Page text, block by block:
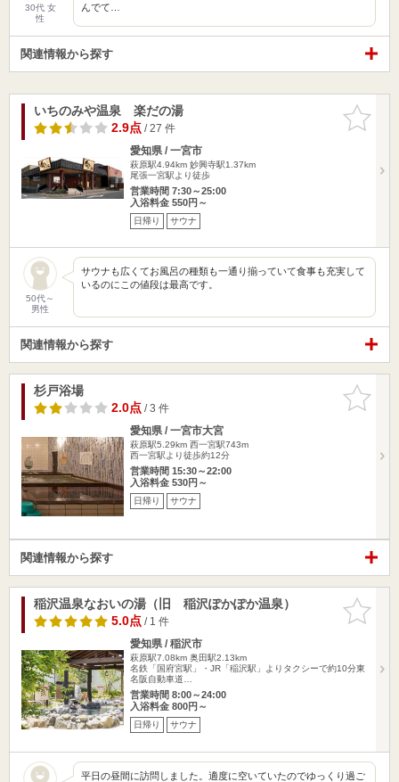
30代 女
性
んでて…
関連情報から探す
お気に入
りに追加
いちのみや温泉 楽だの湯
2.9点/ 27 件
愛知県 / 一宮市
萩原駅4.94km 妙興寺駅1.37km
尾張一宮駅より徒歩
営業時間 7:30～25:00
入浴料金 550円～
日帰り サウナ
50代～
男性
サウナも広くてお風呂の種類も一通り揃っていて食事も充実して
いるのにこの値段は最高です。
関連情報から探す
お気に入
りに追加
杉戸浴場
2.0点/ 3 件
愛知県 / 一宮市大宮
萩原駅5.29km 西一宮駅743m
西一宮駅より徒歩約12分
営業時間 15:30～22:00
入浴料金 530円～
日帰り サウナ
関連情報から探す
お気に入
りに追加
稲沢温泉なおいの湯（旧 稲沢ぽかぽか温泉）
5.0点/ 1 件
愛知県 / 稲沢市
萩原駅7.08km 奥田駅2.13km
名鉄「国府宮駅」・JR「稲沢駅」よりタクシーで約10分東
名阪自動車道…
営業時間 8:00～24:00
入浴料金 800円～
日帰り サウナ
平日の昼間に訪問しました。適度に空いていたのでゆっくり過ご